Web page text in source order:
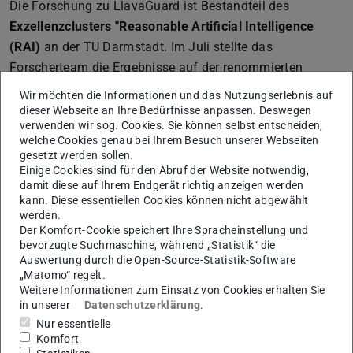
Die Forschung zu LlavaGuard ist Bestandteil des
Exzellenzclusters "Reasonable Artificial Intelligence
(RAI) an der TU Darmstadt. Im Juli stellte das
Forscherteam die Ergebnisse auf der renommierten
International Conference on Machine Learning (ICML)
2025 vor. Die Wissenschaftler der TU Darmstadt forschen
auch am hessian.AI und am DFKI in Darmstadt.
ARD-Story "Gefährliche Intelligenz
· Kindesmissbrauch mit KI"
KI-generierte Darstellungen sexualisierter Gewalt an
Kindern verbreiten sich online rasant. Mithilfe von frei
verfügbaren KI-Modellen entstehen in Sekunden
täuschend echte Bilder. Täter trainieren Modelle
gezielt mit echter Kinderpornographie und
manipulieren harmlose Kinderfotos. Sie tauschen
Wir möchten die Informationen und das Nutzungserlebnis auf
dieser Webseite an Ihre Bedürfnisse anpassen. Deswegen
verwenden wir sog. Cookies. Sie können selbst entscheiden,
welche Cookies genau bei Ihrem Besuch unserer Webseiten
gesetzt werden sollen.
Einige Cookies sind für den Abruf der Website notwendig,
damit diese auf Ihrem Endgerät richtig anzeigen werden
kann. Diese essentiellen Cookies können nicht abgewählt
werden.
Der Komfort-Cookie speichert Ihre Spracheinstellung und
bevorzugte Suchmaschine, während „Statistik“ die
Auswertung durch die Open-Source-Statistik-Software
„Matomo“ regelt.
Weitere Informationen zum Einsatz von Cookies erhalten Sie
in unserer
Datenschutzerklärung.
Nur essentielle
Komfort